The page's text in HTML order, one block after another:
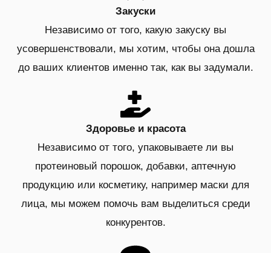
Закуски
Независимо от того, какую закуску вы
усовершенствовали, мы хотим, чтобы она дошла
до ваших клиентов именно так, как вы задумали.
Здоровье и красота
Независимо от того, упаковываете ли вы
протеиновый порошок, добавки, аптечную
продукцию или косметику, например маски для
лица, мы можем помочь вам выделиться среди
конкурентов.